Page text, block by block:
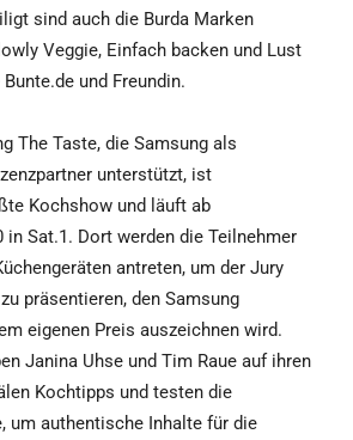
sind auch die Burda Marken
Veggie, Einfach backen und Lust
und Freundin.
The Taste, die Samsung als
unterstützt, ist
Kochshow und läuft ab
in Sat.1. Dort werden die Teilnehmer
antreten, um der Jury
präsentieren, den Samsung
eigenen Preis auszeichnen wird.
Janina Uhse und Tim Raue auf ihren
Kochtipps und testen die
um authentische Inhalte für die